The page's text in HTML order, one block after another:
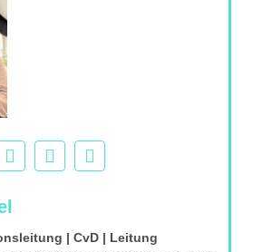
| CvD | Leitung